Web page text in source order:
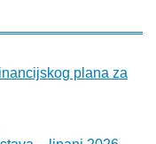
plana za